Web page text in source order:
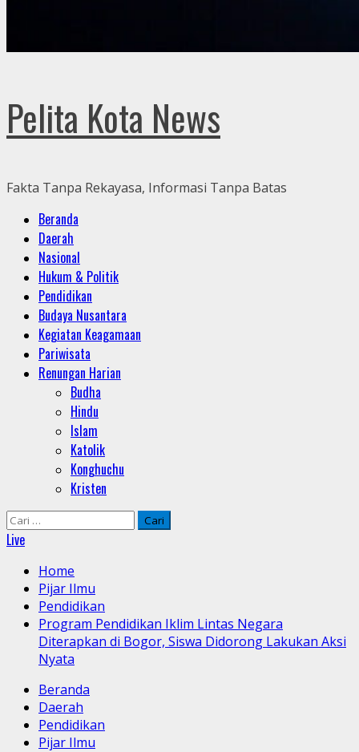
Pelita Kota News
Fakta Tanpa Rekayasa, Informasi Tanpa Batas
Primary
Menu
Beranda
Daerah
Nasional
Hukum & Politik
Pendidikan
Budaya Nusantara
Kegiatan Keagamaan
Pariwisata
Renungan Harian
Budha
Hindu
Islam
Katolik
Konghuchu
Kristen
Cari
untuk:
Live
Home
Pijar Ilmu
Pendidikan
Program Pendidikan Iklim Lintas Negara
Diterapkan di Bogor, Siswa Didorong Lakukan Aksi
Nyata
Beranda
Daerah
Pendidikan
Pijar Ilmu